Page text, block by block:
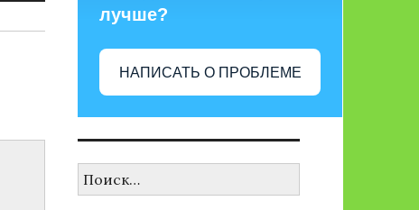
лучше?
НАПИСАТЬ О ПРОБЛЕМЕ